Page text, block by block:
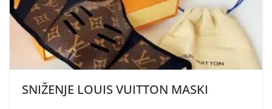
SNIŽENJE LOUIS VUITTON MASKI